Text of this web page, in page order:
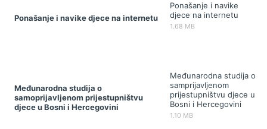
Ponašanje i navike djece na internetu
Ponašanje i navike
djece na internetu
1.68 MB
Međunarodna studija o
samoprijavljenom prijestupništvu
djece u Bosni i Hercegovini
Međunarodna studija o
samprijavljenom
prijestupništvu djece u
Bosni i Hercegovini
1.10 MB